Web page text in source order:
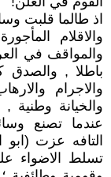
اذ طالما قلبت
والاقلام
والمواقف في
باطلا , والصدق
والاجرام
والخيانة وطنية
عندما تصنع
التافه عزت (ابو
تسلط الاضواء